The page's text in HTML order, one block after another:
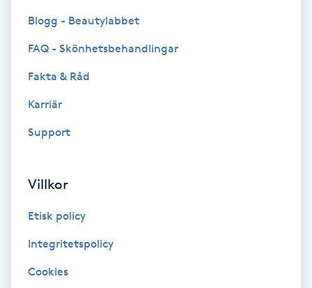
Cryoterapi
Damklippning
Enzympeeling
Extensions
Blogg - Beautylabbet
FAQ - Skönhetsbehandlingar
Fakta & Råd
Karriär
Support
Villkor
Etisk policy
Integritetspolicy
Cookies